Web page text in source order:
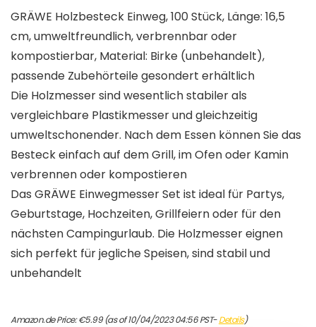
GRÄWE Holzbesteck Einweg, 100 Stück, Länge: 16,5
cm, umweltfreundlich, verbrennbar oder
kompostierbar, Material: Birke (unbehandelt),
passende Zubehörteile gesondert erhältlich
Die Holzmesser sind wesentlich stabiler als
vergleichbare Plastikmesser und gleichzeitig
umweltschonender. Nach dem Essen können Sie das
Besteck einfach auf dem Grill, im Ofen oder Kamin
verbrennen oder kompostieren
Das GRÄWE Einwegmesser Set ist ideal für Partys,
Geburtstage, Hochzeiten, Grillfeiern oder für den
nächsten Campingurlaub. Die Holzmesser eignen
sich perfekt für jegliche Speisen, sind stabil und
unbehandelt
Amazon.de Price:€5.99(as of 10/04/2023 04:56 PST-Details)